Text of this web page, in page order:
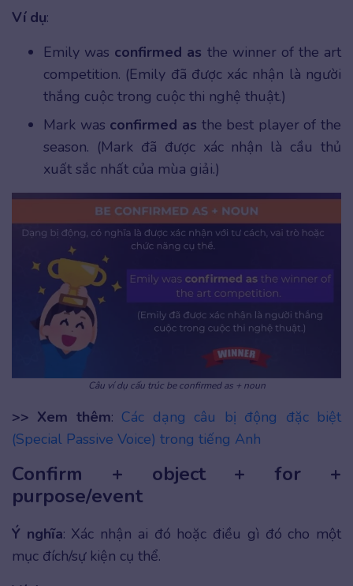
Ví dụ:
Emily was confirmed as the winner of the art
competition. (Emily đã được xác nhận là người
thắng cuộc trong cuộc thi nghệ thuật.)
Mark was confirmed as the best player of the
season. (Mark đã được xác nhận là cầu thủ
xuất sắc nhất của mùa giải.)
Câu ví dụ cấu trúc be confirmed as + noun
>> Xem thêm: Các dạng câu bị động đặc biệt
(Special Passive Voice) trong tiếng Anh
Confirm + object + for +
purpose/event
Ý nghĩa: Xác nhận ai đó hoặc điều gì đó cho một
mục đích/sự kiện cụ thể.